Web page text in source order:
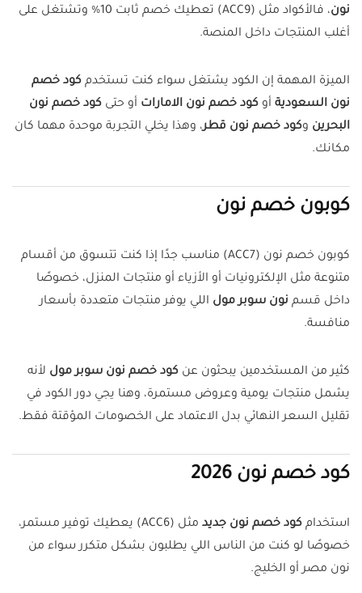
نون
، فالأكواد مثل (ACC9) تعطيك خصم ثابت 10% وتشتغل على
أغلب المنتجات داخل المنصة.
الميزة المهمة إن الكود يشتغل سواء كنت تستخدم كود خصم
نون السعودية أو كود خصم نون الامارات أو حتى كود خصم نون
البحرين وكود خصم نون قطر، وهذا يخلي التجربة موحدة مهما كان
مكانك.
كوبون خصم نون
كوبون خصم نون (ACC7) مناسب جدًا إذا كنت تتسوق من أقسام
متنوعة مثل الإلكترونيات أو الأزياء أو منتجات المنزل، خصوصًا
داخل قسم نون سوبر مول اللي يوفر منتجات متعددة بأسعار
منافسة.
كثير من المستخدمين يبحثون عن كود خصم نون سوبر مول لأنه
يشمل منتجات يومية وعروض مستمرة، وهنا يجي دور الكود في
تقليل السعر النهائي بدل الاعتماد على الخصومات المؤقتة فقط.
كود خصم نون 2026
استخدام كود خصم نون جديد
مثل (ACC6) يعطيك توفير مستمر،
خصوصًا لو كنت من الناس اللي يطلبون بشكل متكرر سواء من
نون مصر أو الخليج.